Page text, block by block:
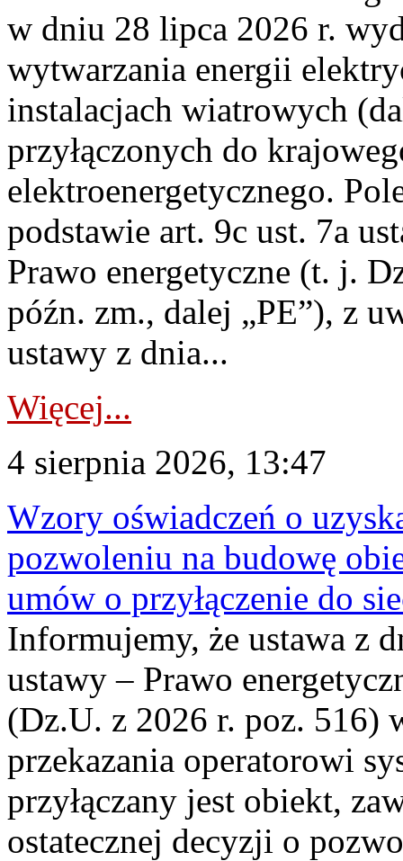
w dniu 28 lipca 2026 r.
wytwarzania energii
instalacjach wiatrowych
przyłączonych do
elektroenergetycznego.
podstawie art. 9c ust. 7a
Prawo energetyczne (t. j.
późn. zm., dalej „PE”), z
ustawy z dnia...
Więcej...
4 sierpnia 2026, 13:47
Wzory oświadczeń o
pozwoleniu na budowę
umów o przyłączenie do
Informujemy, że ustawa z
ustawy – Prawo
(Dz.U. z 2026 r. poz. 516)
przekazania operatorowi
przyłączany jest obiekt,
ostatecznej decyzji o